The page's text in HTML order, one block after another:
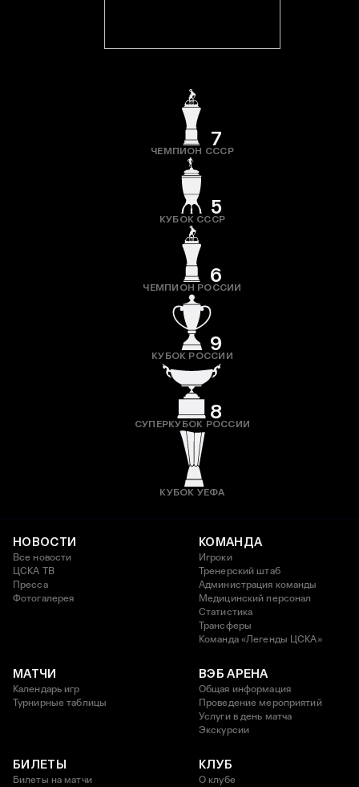
7
ЧЕМПИОН СССР
5
КУБОК СССР
6
ЧЕМПИОН РОССИИ
9
КУБОК РОССИИ
8
СУПЕРКУБОК РОССИИ
КУБОК УЕФА
НОВОСТИ
Все новости
ЦСКА ТВ
Пресса
Фотогалерея
КОМАНДА
Игроки
Тренерский штаб
Администрация команды
Медицинский персонал
Статистика
Трансферы
Команда «Легенды ЦСКА»
МАТЧИ
Календарь игр
Турнирные таблицы
ВЭБ АРЕНА
Общая информация
Проведение мероприятий
Услуги в день матча
Экскурсии
БИЛЕТЫ
Билеты на матчи
КЛУБ
О клубе